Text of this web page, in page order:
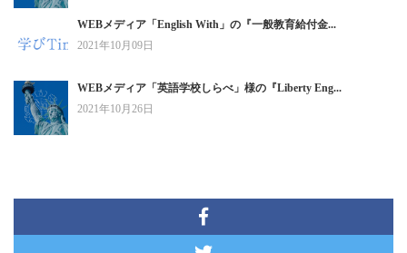
WEBメディア「English With」の『一般教育給付金...
2021年10月09日
WEBメディア「英語学校しらべ」様の『Liberty Eng...
2021年10月26日